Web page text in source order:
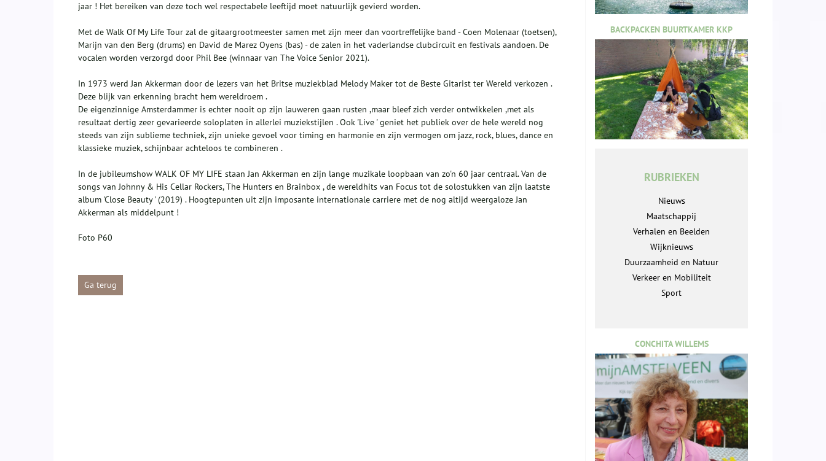
jaar ! Het bereiken van deze toch wel respectabele leeftijd moet natuurlijk gevierd worden.
Met de Walk Of My Life Tour zal de gitaargrootmeester samen met zijn meer dan voortreffelijke band - Coen Molenaar (toetsen),
Marijn van den Berg (drums) en David de Marez Oyens (bas) - de zalen in het vaderlandse clubcircuit en festivals aandoen. De
vocalen worden verzorgd door Phil Bee (winnaar van The Voice Senior 2021).
In 1973 werd Jan Akkerman door de lezers van het Britse muziekblad Melody Maker tot de Beste Gitarist ter Wereld verkozen .
Deze blijk van erkenning bracht hem wereldroem .
De eigenzinnige Amsterdammer is echter nooit op zijn lauweren gaan rusten ,maar bleef zich verder ontwikkelen ,met als
resultaat dertig zeer gevarieerde soloplaten in allerlei muziekstijlen . Ook 'Live ' geniet het publiek over de hele wereld nog
steeds van zijn sublieme techniek, zijn unieke gevoel voor timing en harmonie en zijn vermogen om jazz, rock, blues, dance en
klassieke muziek, schijnbaar achteloos te combineren .
In de jubileumshow WALK OF MY LIFE staan Jan Akkerman en zijn lange muzikale loopbaan van zo'n 60 jaar centraal. Van de
songs van Johnny & His Cellar Rockers, The Hunters en Brainbox , de wereldhits van Focus tot de solostukken van zijn laatste
album 'Close Beauty ' (2019) . Hoogtepunten uit zijn imposante internationale carriere met de nog altijd weergaloze Jan
Akkerman als middelpunt !
Foto P60
Ga terug
BACKPACKEN BUURTKAMER KKP
RUBRIEKEN
Nieuws
Maatschappij
Verhalen en Beelden
Wijknieuws
Duurzaamheid en Natuur
Verkeer en Mobiliteit
Sport
CONCHITA WILLEMS